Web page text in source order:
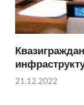
21.12.2022